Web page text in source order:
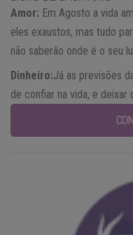
Amor: Em Agosto a vida
eles exaustos, mas tudo
não saberão onde é o seu
Dinheiro:Já as previsões
de confiar na vida, e